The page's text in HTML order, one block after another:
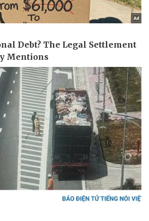
Quân sự - Quốc phòng
Vũ khí
Việt Nam
Phân tích